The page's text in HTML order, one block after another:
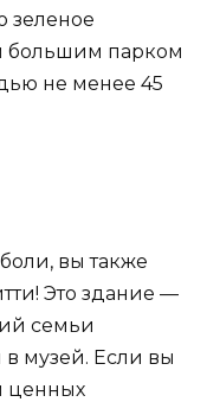
зеленое
большим парком
не менее 45
вы также
Это здание —
семьи
музей. Если вы
ценных